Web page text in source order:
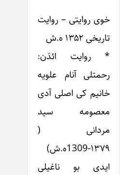
خوی روایتی – روایت
تاریخی ۱۳۵۲ ه.ش
* روایت ائدَن:
رحمتلی آنام علویه
خانیم کی اصلی آدی
معصومه سید
مردانی (
۱۳۷۹-1309ه.ش)
ایدی بو ناغیلی